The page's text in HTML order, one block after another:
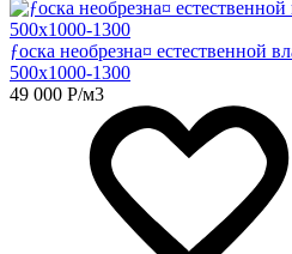
ƒоска необрезна¤ естественной
500х1000-1300
49 000 Р/м3